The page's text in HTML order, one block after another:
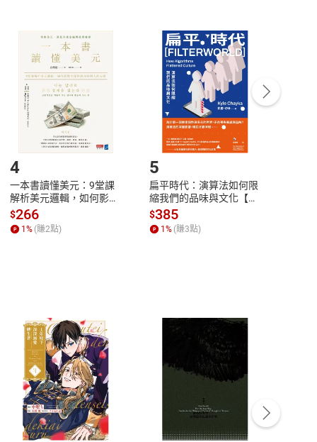
有形媒介提供之數位內容，消費者同意若訂購後
點選「瀏覽訂單明細」
「申請取消訂單/退
貨。
付款方式
Payment
完成訂單
Complete
號，下載書籍後看書
客服資訊
服務時間：週一到週五 10:00-12:00、
4
一本書讀懂美元：9堂課
解析美元邏輯，如何影響
全球經濟和每個人的投資
【電子書】
$266
1% (賺2點)
5
扁平時代：演算法如何限
縮我們的品味與文化【電
子書】
$385
1% (賺3點)